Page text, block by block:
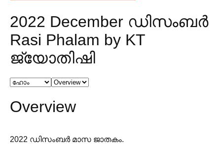
2022 December ഡിസംബർ
Rasi Phalam by KT
ജ്യോതിഷി
Overview
2022 ഡിസംബർ മാസ ജാതകം.